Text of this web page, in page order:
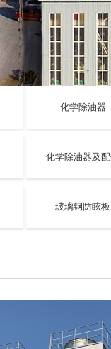
化学除油器
化学除油器及
玻璃钢防眩板